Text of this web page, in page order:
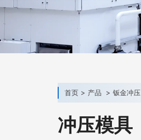
首页 产品 钣金冲压
冲压模具